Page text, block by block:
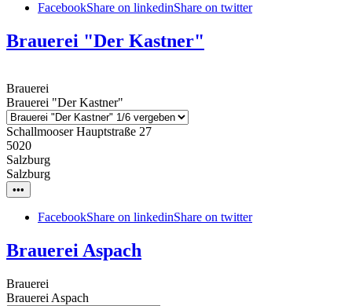
FacebookShare on linkedinShare on twitter
Brauerei "Der Kastner"
Brauerei
Brauerei "Der Kastner"
Schallmooser Hauptstraße 27
5020
Salzburg
Salzburg
•••
FacebookShare on linkedinShare on twitter
Brauerei Aspach
Brauerei
Brauerei Aspach